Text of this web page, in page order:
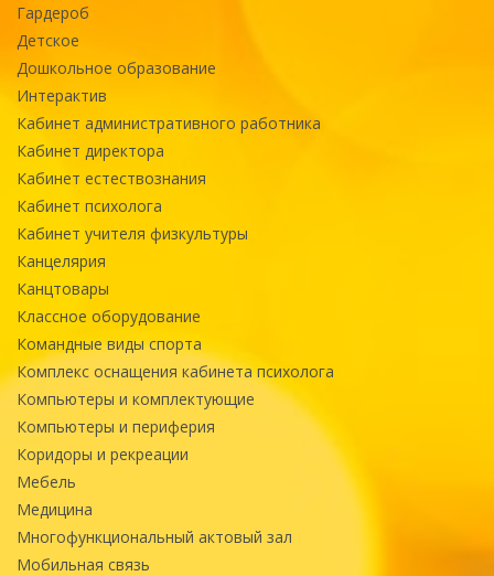
Гардероб
Детское
Дошкольное образование
Интерактив
Кабинет административного работника
Кабинет директора
Кабинет естествознания
Кабинет психолога
Кабинет учителя физкультуры
Канцелярия
Канцтовары
Классное оборудование
Командные виды спорта
Комплекс оснащения кабинета психолога
Компьютеры и комплектующие
Компьютеры и периферия
Коридоры и рекреации
Мебель
Медицина
Многофункциональный актовый зал
Мобильная связь